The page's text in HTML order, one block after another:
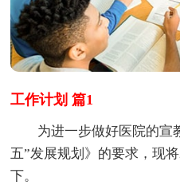
工作计划 篇1
为进一步做好医院的宣
五”发展规划》的要求，现
下。